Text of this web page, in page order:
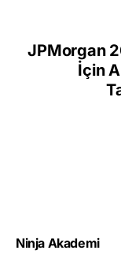
JPMorgan
İçin
Ninja Akademi